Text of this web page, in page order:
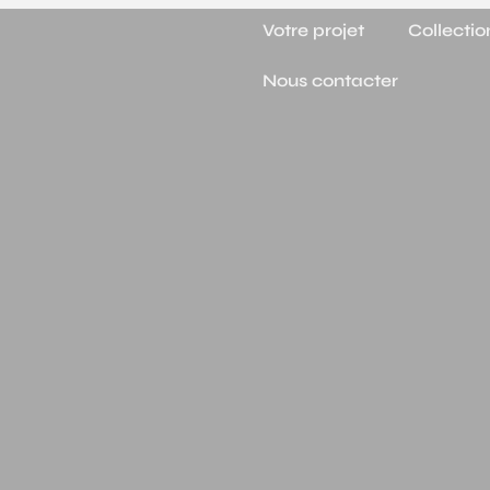
Panneau de gestion des cookiesVotre projet
Nous contacter